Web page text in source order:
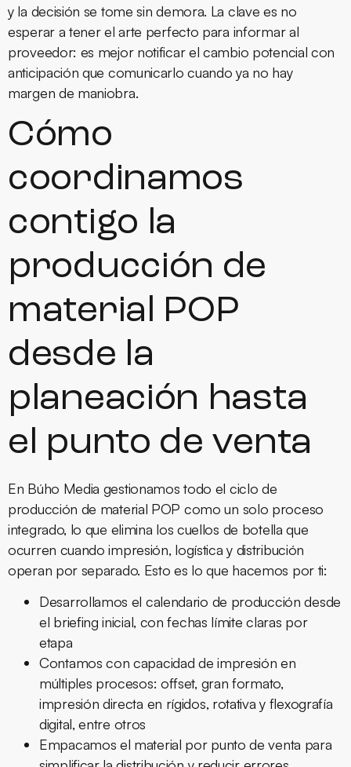
y la decisión se tome sin demora. La clave es no
esperar a tener el arte perfecto para informar al
proveedor: es mejor notificar el cambio potencial con
anticipación que comunicarlo cuando ya no hay
margen de maniobra.
Cómo
coordinamos
contigo la
producción de
material POP
desde la
planeación hasta
el punto de venta
En Búho Media gestionamos todo el ciclo de
producción de material POP como un solo proceso
integrado, lo que elimina los cuellos de botella que
ocurren cuando impresión, logística y distribución
operan por separado. Esto es lo que hacemos por ti:
Desarrollamos el calendario de producción desde
el briefing inicial, con fechas límite claras por
etapa
Contamos con capacidad de impresión en
múltiples procesos: offset, gran formato,
impresión directa en rígidos, rotativa y flexografía
digital, entre otros
Empacamos el material por punto de venta para